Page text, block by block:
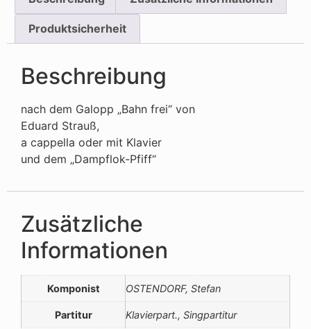
Produktsicherheit
Beschreibung
nach dem Galopp „Bahn frei“ von
Eduard Strauß,
a cappella oder mit Klavier
und dem „Dampflok-Pfiff“
Zusätzliche
Informationen
Komponist OSTENDORF, Stefan
Partitur Klavierpart., Singpartitur